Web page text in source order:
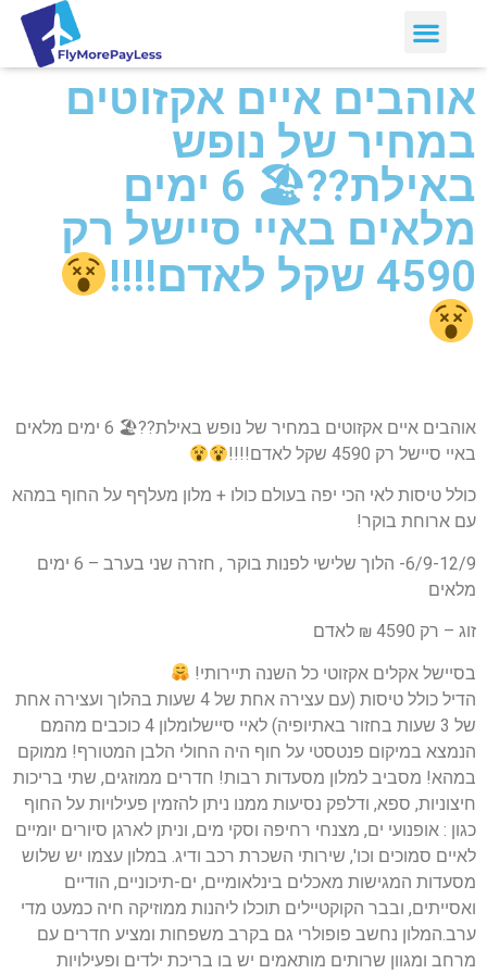
אוהבים איים אקזוטים
במחיר של נופש
באילת??🏖 6 ימים
מלאים באיי סיישל רק
4590 שקל לאדם!!!!
אוהבים איים אקזוטים במחיר של נופש באילת??🏖 6 ימים מלאים
באיי סיישל רק 4590 שקל לאדם!!!!
כולל טיסות לאי הכי יפה בעולם כולו + מלון מעלףף על החוף במהא
עם ארוחת בוקר!
6/9-12/9- הלוך שלישי לפנות בוקר , חזרה שני בערב – 6 ימים
מלאים
זוג – רק 4590 ₪ לאדם
בסיישל אקלים אקזוטי כל השנה תיירותי!
הדיל כולל טיסות (עם עצירה אחת של 4 שעות בהלוך ועצירה אחת
של 3 שעות בחזור באתיופיה) לאיי סיישלומלון 4 כוכבים מהמם
הנמצא במיקום פנטסטי על חוף היה החולי הלבן המטורף! ממוקם
במהא! מסביב למלון מסעדות רבות! חדרים ממוזגים, שתי בריכות
חיצוניות, ספא, ודלפק נסיעות ממנו ניתן להזמין פעילויות על החוף
כגון : אופנועי ים, מצנחי רחיפה וסקי מים, וניתן לארגן סיורים יומיים
לאיים סמוכים וכו', שירותי השכרת רכב ודיג. במלון עצמו יש שלוש
מסעדות המגישות מאכלים בינלאומיים, ים-תיכוניים, הודיים
ואסייתים, ובבר הקוקטיילים תוכלו ליהנות ממוזיקה חיה כמעט מדי
ערב.המלון נחשב פופולרי גם בקרב משפחות ומציע חדרים עם
מרחב ומגוון שרותים מותאמים יש בו בריכת ילדים ופעילויות